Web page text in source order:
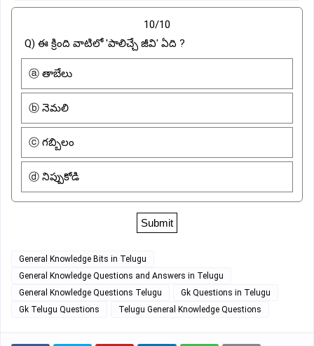
10/10
Q) ఈ క్రింది వాటిలో 'పాలిచ్చే జీవి' ఏది ?
ⓐ తాబేలు
ⓑ నెమలి
ⓒ గబ్బిలం
ⓓ నిప్పుకోడి
General Knowledge Bits in Telugu
General Knowledge Questions and Answers in Telugu
General Knowledge Questions Telugu
Gk Questions in Telugu
Gk Telugu Questions
Telugu General Knowledge Questions